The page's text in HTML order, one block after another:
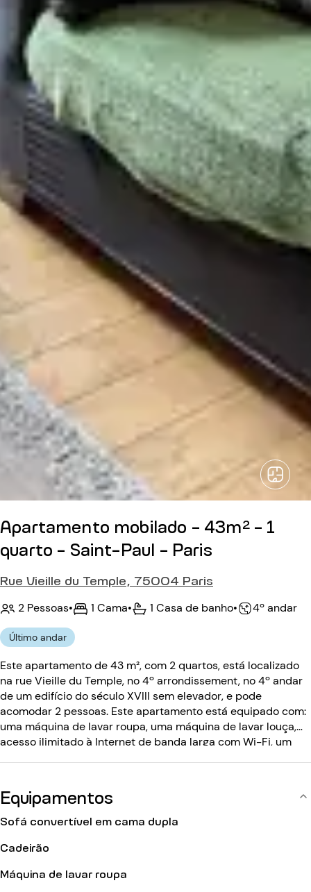
Apartamento mobilado - 43m² - 1
quarto - Saint-Paul - Paris
Rue Vieille du Temple, 75004 Paris
2 Pessoas• 1 Cama• 1 Casa de banho• 4º andar
Último andar
Este apartamento de 43 m², com 2 quartos, está localizado
na rue Vieille du Temple, no 4º arrondissement, no 4º andar
de um edifício do século XVIII sem elevador, e pode
acomodar 2 pessoas. Este apartamento está equipado com:
uma máquina de lavar roupa, uma máquina de lavar louça,
acesso ilimitado à Internet de banda larga com Wi-Fi, um
Equipamentos
Sofá convertível em cama dupla
Cadeirão
Máquina de lavar roupa